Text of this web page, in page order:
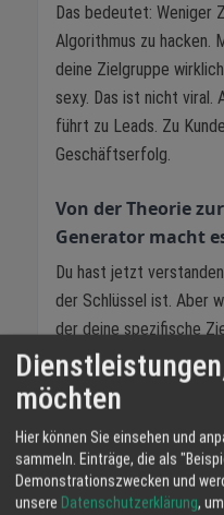
Das bedeutet: Weniger
Algorithmus zu hacken.
deine Zielgruppe
sexy. Das ist nicht viral.
führt zu Leads. Zu
Geschäftserfolg.
Von der Theorie
Generator macht
Du hast jetzt
der Schlüssel ist. Aber
der deine spezifische
irgendwelche
die zu Kunden oder
Das Tool wurde
helfen, Hooks zu
dein Unternehmensprofil
möchten
Hier können Sie einsehen und
sammeln. Einträge, die als
Demonstrationszwecken und
unsere Datenschutzerklärung,